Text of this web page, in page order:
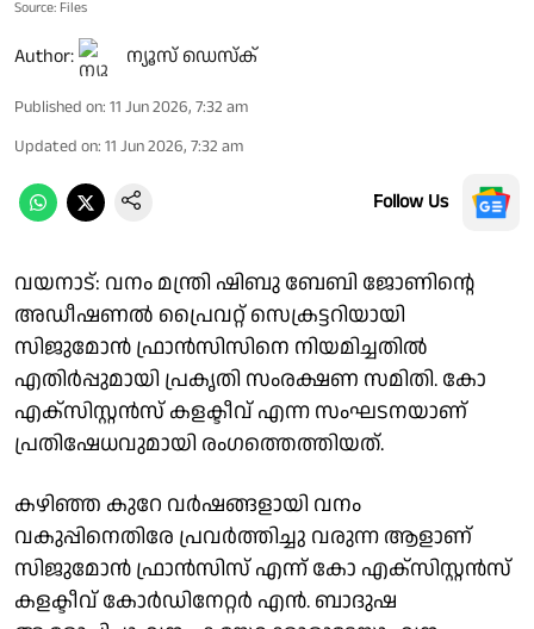
Source: Files
Author: ന്യൂസ് ഡെസ്ക്
Published on: 11 Jun 2026, 7:32 am
Updated on: 11 Jun 2026, 7:32 am
Follow Us
വയനാട്: വനം മന്ത്രി ഷിബു ബേബി ജോണിൻ്റെ
അഡീഷണൽ പ്രൈവറ്റ് സെക്രട്ടറിയായി
സിജുമോൻ ഫ്രാൻസിസിനെ നിയമിച്ചതിൽ
എതിർപ്പുമായി പ്രകൃതി സംരക്ഷണ സമിതി. കോ
എക്സിസ്റ്റൻസ് കളക്ടീവ് എന്ന സംഘടനയാണ്
പ്രതിഷേധവുമായി രംഗത്തെത്തിയത്.
കഴിഞ്ഞ കുറേ വർഷങ്ങളായി വനം
വകുപ്പിനെതിരേ പ്രവർത്തിച്ചു വരുന്ന ആളാണ്
സിജുമോൻ ഫ്രാൻസിസ് എന്ന് കോ എക്സിസ്റ്റൻസ്
കളക്ടീവ് കോർഡിനേറ്റർ എൻ. ബാദുഷ